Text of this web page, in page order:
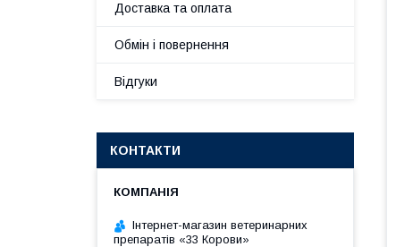
Доставка та оплата
Обмін і повернення
Відгуки
КОНТАКТИ
Інтернет-магазин ветеринарних
препаратів «33 Корови»